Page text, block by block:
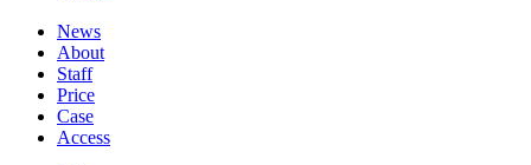
News
About
Staff
Price
Case
Access